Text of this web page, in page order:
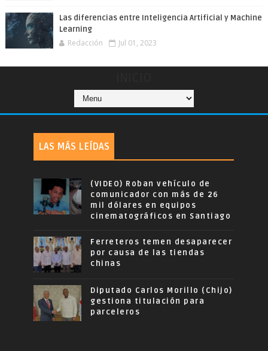
Las diferencias entre Inteligencia Artificial y Machine
Learning
Redacción Jul 01, 2023
LAS MÁS LEÍDAS
(VIDEO) Roban vehículo de
comunicador con más de 26
mil dólares en equipos
cinematográficos en Santiago
Ferreteros temen desaparecer
por causa de las tiendas
chinas
Diputado Carlos Morillo (Chijo)
gestiona titulación para
parceleros